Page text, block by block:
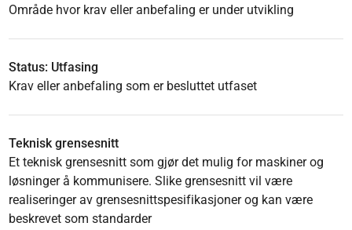
Område hvor krav eller anbefaling er under utvikling
Status: Utfasing
Krav eller anbefaling som er besluttet utfaset
Teknisk grensesnitt
Et teknisk grensesnitt som gjør det mulig for maskiner og
løsninger å kommunisere. Slike grensesnitt vil være
realiseringer av grensesnittspesifikasjoner og kan være
beskrevet som standarder